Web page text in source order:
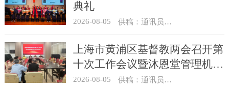
典礼
2026-08-05 供稿：通讯员 杨菁
上海市黄浦区基督教两会召开第
十次工作会议暨沐恩堂管理机构
七月份联席会议
2026-08-05 供稿：通讯员 景健美